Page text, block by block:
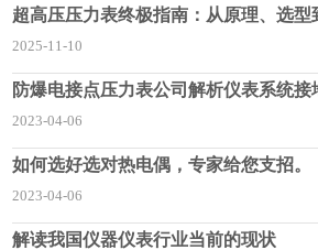
超高压压力表终极指南：从原理、选型
2025-11-10
防爆电接点压力表公司解析仪表系统接
2023-04-06
如何选好选对热电偶，专家给您支招。
2023-04-06
解读我国仪器仪表行业当前的现状